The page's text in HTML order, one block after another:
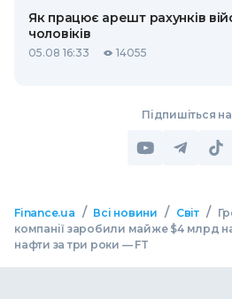
Як працює арешт рахунків
чоловіків
05.08 16:33 14055
Підпишіться
Finance.ua / Всі новини / Світ /
компанії заробили майже $4 млрд
нафти за три роки — FT